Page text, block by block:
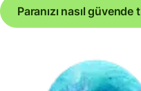
Paranızı nasıl